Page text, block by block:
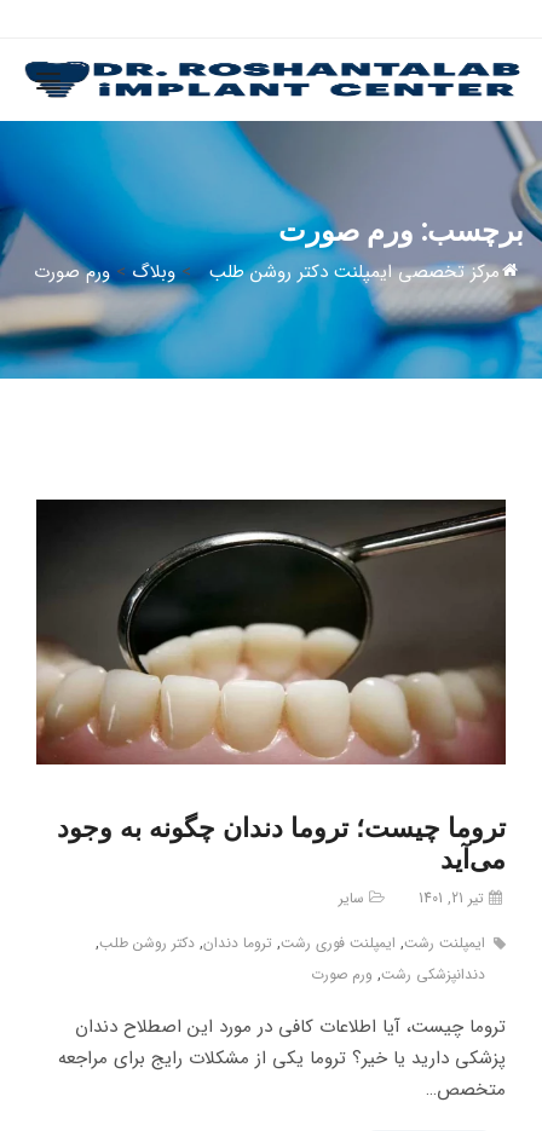
برچسب: ورم صورت
مرکز تخصصی ایمپلنت دکتر روشن طلب >وبلاگ> ورم صورت
تروما چیست؛ تروما دندان چگونه به وجود
می‌آید
تیر 21, 1401
سایر
ایمپلنت رشت, ایمپلنت فوری رشت, تروما دندان, دکتر روشن طلب,
دندانپزشکی رشت, ورم صورت
تروما چیست، آیا اطلاعات کافی در مورد این اصطلاح دندان
پزشکی دارید یا خیر؟ تروما یکی از مشکلات رایج برای مراجعه
متخصص…